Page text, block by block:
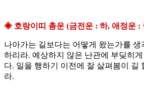
◈ 호랑이띠 총운 (금전운 : 하, 애정운 :
나아가는 길보다는 어떻게 왔는가를 생
하리라. 예상하지 않은 난관에 부딪히
다. 일을 행하기 이전에 잘 살펴봄이 길
라.